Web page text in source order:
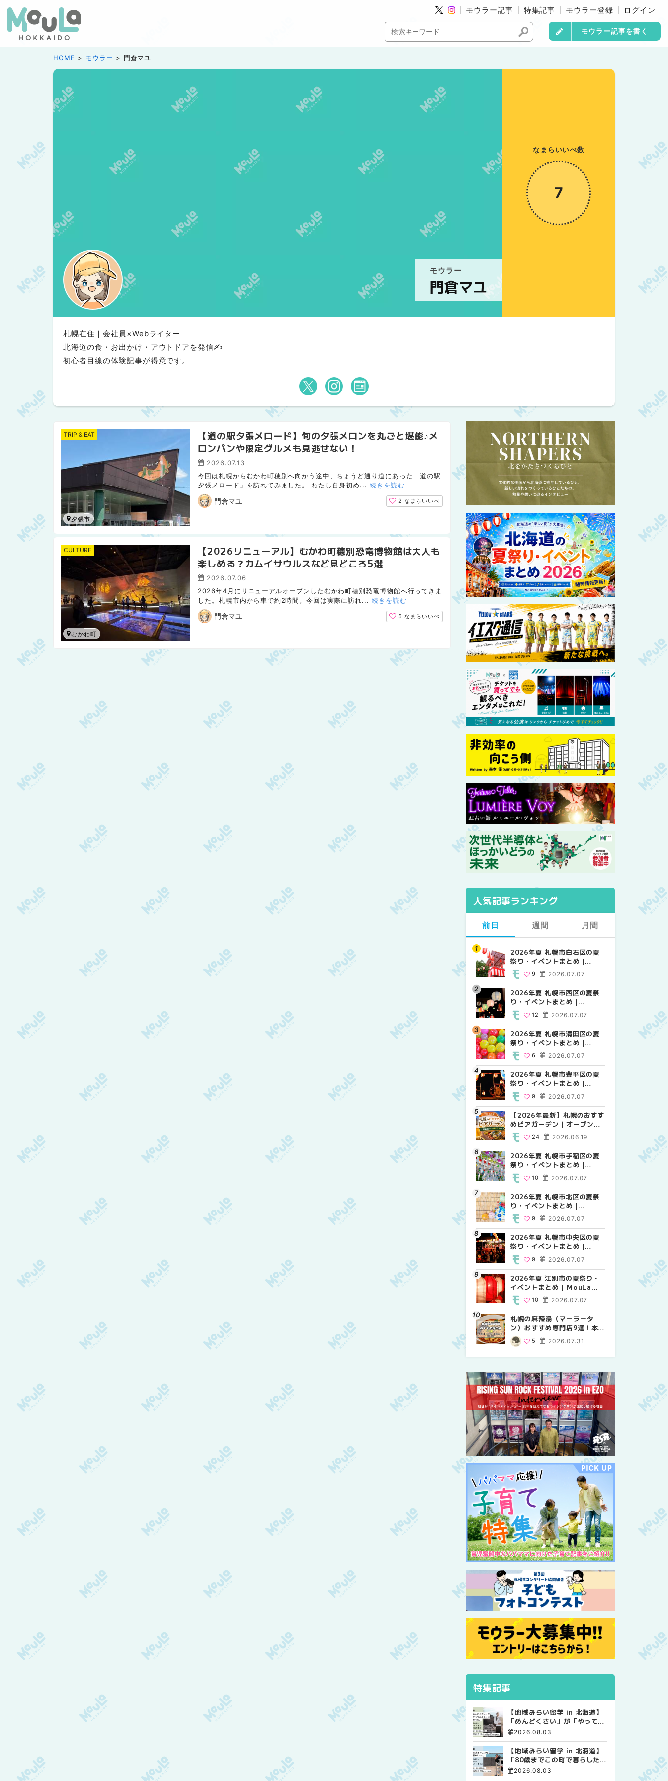
モウラー記事 特集記事 モウラー登録 ログイン
モウラー記事を書く
HOME モウラー 門倉マユ
モウラー
門倉マユ
なまらいいべ数
7
札幌在住｜会社員×Webライター
北海道の食・お出かけ・アウトドアを発信✍️
初心者目線の体験記事が得意です。
【道の駅夕張メロード】旬の夕張メロンを丸ごと堪能♪メ
ロンパンや限定グルメも見逃せない！
2026.07.13
今回は札幌からむかわ町穂別へ向かう途中、ちょうど通り道にあった「道の駅
夕張メロード」を訪れてみました。 わたし自身初め... 続きを読む
門倉マユ 2なまらいいべ
TRIP & EAT
夕張市
【2026リニューアル】むかわ町穂別恐竜博物館は大人も
楽しめる？カムイサウルスなど見どころ5選
2026.07.06
2026年4月にリニューアルオープンしたむかわ町穂別恐竜博物館へ行ってきま
した。札幌市内から車で約2時間。今回は実際に訪れ... 続きを読む
門倉マユ 5なまらいいべ
CULTURE
むかわ町
人気記事ランキング
前日
2026年夏 札幌市白石区の夏
祭り・イベントまとめ |
MouLa HOKKAIDO
2026.07.07
9
2026年夏 札幌市西区の夏祭
り・イベントまとめ |
MouLa HOKKAIDO
2026.07.07
12
2026年夏 札幌市清田区の夏
祭り・イベントまとめ |
MouLa HOKKAIDO
2026.07.07
6
2026年夏 札幌市豊平区の夏
祭り・イベントまとめ |
MouLa HOKKAIDO
2026.07.07
9
【2026年最新】札幌のおすす
めビアガーデン｜オープン日
順に徹底紹介！大通公園から
穴場テラスまで | MouLa
HOKKAIDO
2026.06.19
24
2026年夏 札幌市手稲区の夏
祭り・イベントまとめ |
MouLa HOKKAIDO
2026.07.07
10
2026年夏 札幌市北区の夏祭
り・イベントまとめ |
MouLa HOKKAIDO
2026.07.07
9
2026年夏 札幌市中央区の夏
祭り・イベントまとめ |
MouLa HOKKAIDO
2026.07.07
9
2026年夏 江別市の夏祭り・
イベントまとめ | MouLa
HOKKAIDO 2026.07.07
10
札幌の麻辣湯（マーラータ
ン）おすすめ専門店9選！本
場の量り売りから最新店まで
徹底比較 | MouLa
2026.07.31
5
週間
2026年夏 札幌市西区の夏祭
り・イベントまとめ |
12
【2026年最新】札幌のおすす
めビアガーデン｜オープン日
穴場テラスまで | MouLa
HOKKAIDO
24
2026年夏 札幌市白石区の夏
祭り・イベントまとめ |
9
2026年夏 札幌市手稲区の夏
祭り・イベントまとめ |
10
2026年夏 札幌市北区の夏祭
り・イベントまとめ |
9
2026年夏 札幌市清田区の夏
祭り・イベントまとめ |
6
2026年夏 札幌市豊平区の夏
祭り・イベントまとめ |
9
2026年夏 札幌市南区の夏祭
り・イベントまとめ |
8
2026年夏 札幌市中央区の夏
祭り・イベントまとめ |
9
2026年夏 恵庭市・千歳市の
夏祭り・イベントまとめ |
9
月間
【2026年最新】札幌のおすす
めビアガーデン｜オープン日
穴場テラスまで | MouLa
HOKKAIDO
24
2026年夏 札幌市北区の夏祭
り・イベントまとめ |
9
2026年夏 札幌市白石区の夏
祭り・イベントまとめ |
9
2026年夏 札幌市西区の夏祭
り・イベントまとめ |
12
2026年夏 札幌市手稲区の夏
祭り・イベントまとめ |
10
2026年夏 札幌市清田区の夏
祭り・イベントまとめ |
6
札幌の麻辣湯（マーラータ
ン）おすすめ専門店6選！本
徹底比較 | MouLa
HOKKAIDO
5
2026年夏 札幌市豊平区の夏
祭り・イベントまとめ |
9
【新千歳空港】新カードラウ
ンジが開業。「SUPER
ラウンジアネックス）」をご
紹介！！ | MouLa
HOKKAIDO
18
2026年夏 札幌市南区の夏祭
り・イベントまとめ |
8
特集記事
【地域みらい留学 in 北海道】
「めんどくさい」が「やってみ
よう」に変わった。 十勝の風
自由な高校生活
2026.08.03
【地域みらい留学 in 北海道】
「80歳までこの町で暮らした
い」 標津高校で踏み出した、
2026.08.03